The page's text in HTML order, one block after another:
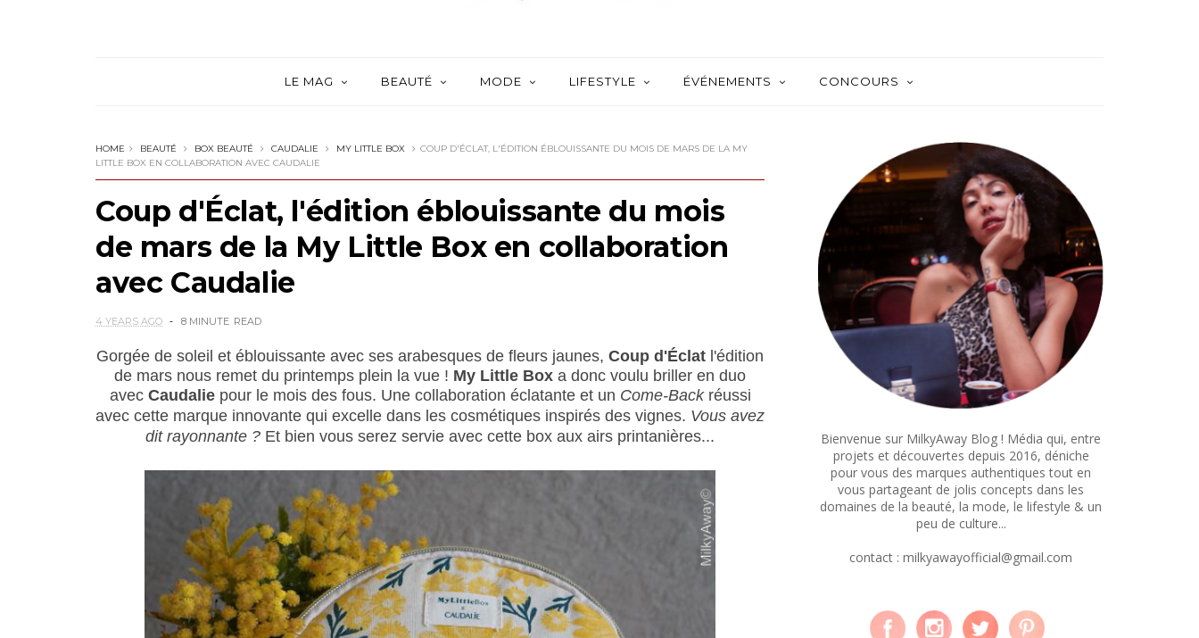
LE MAG BEAUTÉ MODE LIFESTYLE ÉVÉNEMENTS CONCOURS
HOME BEAUTÉ BOX BEAUTÉ CAUDALIE MY LITTLE BOX
COUP D'ÉCLAT, L'ÉDITION ÉBLOUISSANTE DU MOIS DE MARS DE LA MY
LITTLE BOX EN COLLABORATION AVEC CAUDALIE
Coup d'Éclat, l'édition éblouissante du mois
de mars de la My Little Box en collaboration
avec Caudalie
4 YEARS AGO 8 MINUTE READ
Gorgée de soleil et éblouissante avec ses arabesques de fleurs jaunes, Coup d'Éclat l'édition
de mars nous remet du printemps plein la vue ! My Little Box a donc voulu briller en duo
avec Caudaliepour le mois des fous. Une collaboration éclatante et un Come-Backréussi
avec cette marque innovante qui excelle dans les cosmétiques inspirés des vignes. Vous avez
dit rayonnante ? Et bien vous serez servie avec cette box aux airs printanières...
Bienvenue sur MilkyAway Blog ! Média qui, entre
projets et découvertes depuis 2016, déniche
pour vous des marques authentiques tout en
vous partageant de jolis concepts dans les
domaines de la beauté, la mode, le lifestyle & un
peu de culture...
contact : milkyawayofficial@gmail.com